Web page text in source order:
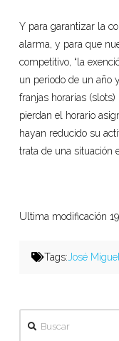
Y para garantizar la
alarma, y para que
competitivo, “la
un periodo de un año
franjas horarias
pierdan el horario
hayan reducido su
trata de una situación
Ultima modificación
Tags: José